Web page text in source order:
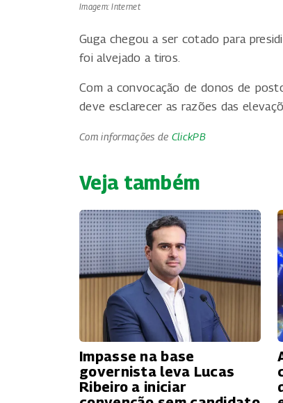
Imagem: Internet
Guga chegou a ser cotado para
foi alvejado a tiros.
Com a convocação de donos de
deve esclarecer as razões das
Com informações de ClickPB
Veja também
Impasse na base
governista leva Lucas
Ribeiro a iniciar